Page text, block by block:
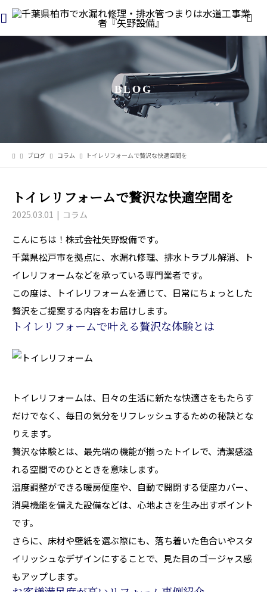
BLOG
ブログ コラム トイレリフォームで贅沢な快適空間を
トイレリフォームで贅沢な快適空間を
2025.03.01 コラム
こんにちは！株式会社矢野設備です。
千葉県松戸市を拠点に、水漏れ修理、排水トラブル解消、ト
イレリフォームなどを承っている専門業者です。
この度は、トイレリフォームを通じて、日常にちょっとした
贅沢をご提案する内容をお届けします。
トイレリフォームで叶える贅沢な体験とは
トイレリフォームは、日々の生活に新たな快適さをもたらす
だけでなく、毎日の気分をリフレッシュするための秘訣とな
りえます。
贅沢な体験とは、最先端の機能が揃ったトイレで、清潔感溢
れる空間でのひとときを意味します。
温度調整ができる暖房便座や、自動で開閉する便座カバー、
消臭機能を備えた設備などは、心地よさを生み出すポイント
です。
さらに、床材や壁紙を選ぶ際にも、落ち着いた色合いやスタ
イリッシュなデザインにすることで、見た目のゴージャス感
もアップします。